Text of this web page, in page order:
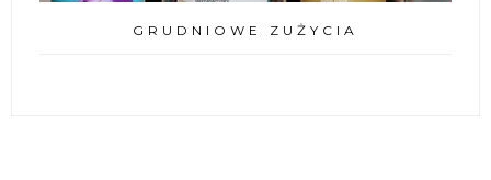
GRUDNIOWE ZUŻYCIA